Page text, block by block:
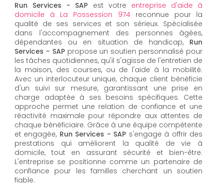
Run Services - SAP est votre entreprise d'aide à
domicile à La Possession 974reconnue pour la
qualité de ses services et son sérieux. Spécialisée
dans l'accompagnement des personnes âgées,
dépendantes ou en situation de handicap, Run
Services - SAP propose un soutien personnalisé pour
les tâches quotidiennes, qu'il s'agisse de l'entretien de
la maison, des courses, ou de l'aide à la mobilité.
Avec un interlocuteur unique, chaque client bénéficie
d'un suivi sur mesure, garantissant une prise en
charge adaptée à ses besoins spécifiques. Cette
approche permet une relation de confiance et une
réactivité maximale pour répondre aux attentes de
chaque bénéficiaire. Grâce à une équipe compétente
et engagée, Run Services - SAP s'engage à offrir des
prestations qui améliorent la qualité de vie à
domicile, tout en assurant sécurité et bien-être.
L'entreprise se positionne comme un partenaire de
confiance pour les familles cherchant un soutien
fiable.